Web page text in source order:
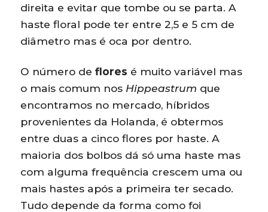
direita e evitar que tombe ou se parta. A
haste floral pode ter entre 2,5 e 5 cm de
diâmetro mas é oca por dentro.
O número deflores é muito variável mas
o mais comum nos Hippeastrum que
encontramos no mercado, híbridos
provenientes da Holanda, é obtermos
entre duas a cinco flores por haste. A
maioria dos bolbos dá só uma haste mas
com alguma frequência crescem uma ou
mais hastes após a primeira ter secado.
Tudo depende da forma como foi